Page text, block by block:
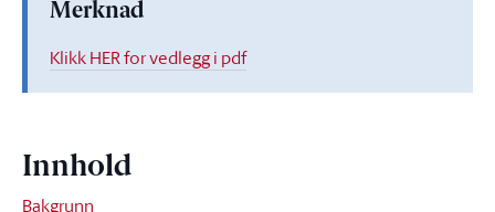
Merknad
Klikk HER for vedlegg i pdf
Innhold
Bakgrunn